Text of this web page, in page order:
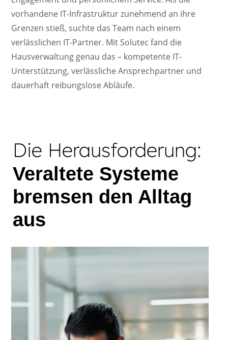
vorhandene IT-Infrastruktur zunehmend an ihre
Grenzen stieß, suchte das Team nach einem
verlässlichen IT-Partner. Mit Solutec fand die
Hausverwaltung genau das – kompetente IT-
Unterstützung, verlässliche Ansprechpartner und
dauerhaft reibungslose Abläufe.
Die Herausforderung:
Veraltete Systeme
bremsen den Alltag
aus